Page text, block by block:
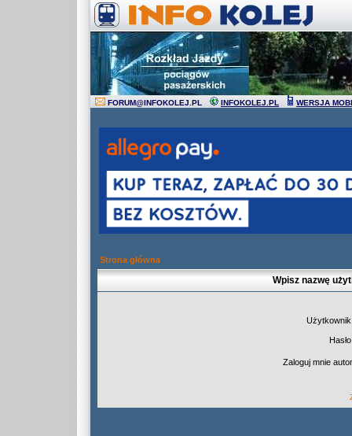
FORUM@INFOKOLEJ.PL INFOKOLEJ.PL WERSJA
Strona główna
Wpisz nazwę
Zaloguj mnie